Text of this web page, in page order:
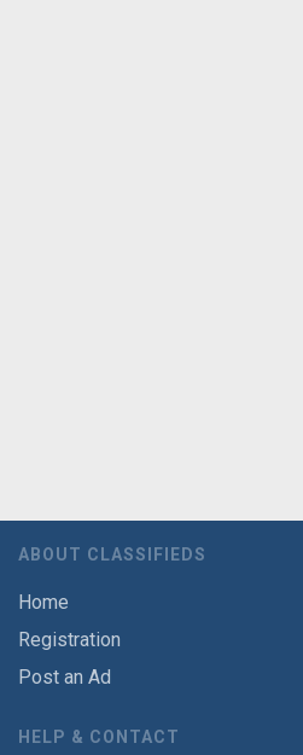
ABOUT CLASSIFIEDS
Home
Registration
Post an Ad
HELP & CONTACT